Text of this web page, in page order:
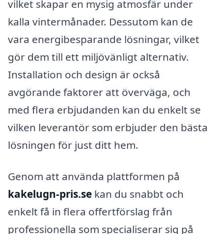
vilket skapar en mysig atmosfär under
kalla vintermånader. Dessutom kan de
vara energibesparande lösningar, vilket
gör dem till ett miljövänligt alternativ.
Installation och design är också
avgörande faktorer att överväga, och
med flera erbjudanden kan du enkelt se
vilken leverantör som erbjuder den bästa
lösningen för just ditt hem.
Genom att använda plattformen på
kakelugn-pris.se kan du snabbt och
enkelt få in flera offertförslag från
professionella som specialiserar sig på